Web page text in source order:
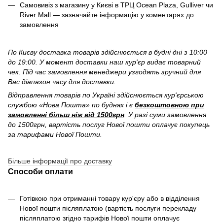
Самовивіз з магазину у Києві в ТРЦ Ocean Plaza, Gulliver чи
River Mall — зазначайте інформацію у коментарях до
замовлення
По Києву доставка товарів здійснюється в будні дні з 10:00
до 19:00. У момент доставки наш кур'єр видає товарний
чек. Під час замовлення менеджери узгодять зручний для
Вас діапазон часу для доставки.
Відправлення товарів по Україні здійснюється кур'єрською
службою «Нова Пошта» по буднях і є безкоштовною при
замовленні більш ніж від 1500грн . У разі суми замовлення
до 1500грн, вартість послуг Нової пошти оплачує покупець
за тарифами Нової Пошти.
Більше інформації про доставку
Способи оплати
Готівкою при отриманні товару кур'єру або в відділення
Нової пошти післяплатою (вартість послуги перекладу
післяплатою згідно тарифів Нової пошти оплачує